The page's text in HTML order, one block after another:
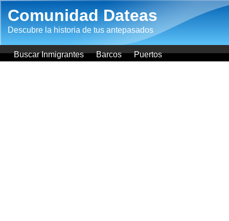
Comunidad Dateas
Descubre la historia de tus antepasados
Buscar Inmigrantes Barcos Puertos